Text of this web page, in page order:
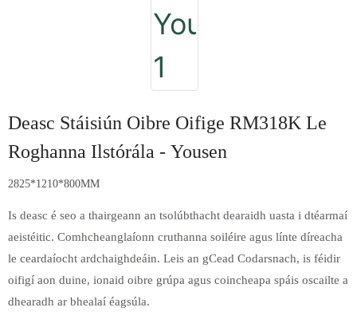
Deasc Stáisiún Oibre Oifige RM318K Le
Roghanna Ilstórála - Yousen
2825*1210*800MM
Is deasc é seo a thairgeann an tsolúbthacht dearaidh uasta i dtéarmaí
aeistéitic. Comhcheanglaíonn cruthanna soiléire agus línte díreacha
le ceardaíocht ardchaighdeáin. Leis an gCead Codarsnach, is féidir
oifigí aon duine, ionaid oibre grúpa agus coincheapa spáis oscailte a
dhearadh ar bhealaí éagsúla.